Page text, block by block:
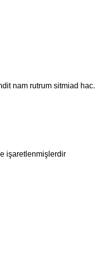
nam rutrum sitmiad
işaretlenmişlerdir